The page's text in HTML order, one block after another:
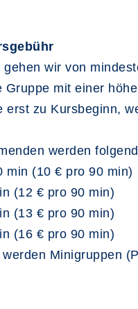
wir von
mit einer
zu Kursbeginn,
werden
min (10 € pro 90 min)
(12 € pro 90 min)
(13 € pro 90 min)
(16 € pro 90 min)
Minigruppen